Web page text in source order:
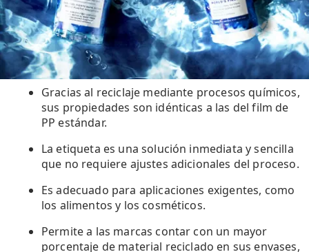
Gracias al reciclaje mediante procesos químicos,
sus propiedades son idénticas a las del film de
PP estándar.
La etiqueta es una solución inmediata y sencilla
que no requiere ajustes adicionales del proceso.
Es adecuado para aplicaciones exigentes, como
los alimentos y los cosméticos.
Permite a las marcas contar con un mayor
porcentaje de material reciclado en sus envases,